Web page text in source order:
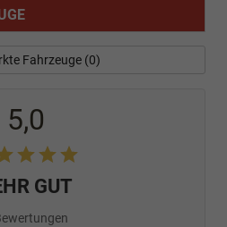
Fahrzeuge (0)
5,0
GUT